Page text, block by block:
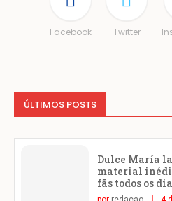
Facebook Twitter
ÚLTIMOS POSTS
Dulce María
material
fãs todos os